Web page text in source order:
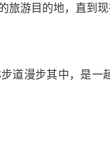
游目的地，直到现
道漫步其中，是